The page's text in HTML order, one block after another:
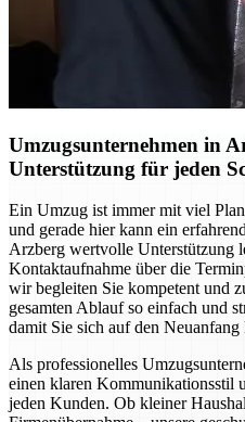
Umzugsunternehmen in
Unterstützung für jeden
Ein Umzug ist immer mit viel
und gerade hier kann ein
Arzberg wertvolle Unterstützung
Kontaktaufnahme über die
wir begleiten Sie kompetent und
gesamten Ablauf so einfach und
damit Sie sich auf den
Als professionelles
einen klaren Kommunikationsstil
jeden Kunden. Ob kleiner